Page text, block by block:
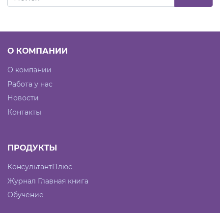
О КОМПАНИИ
О компании
Работа у нас
Новости
Контакты
ПРОДУКТЫ
КонсультантПлюс
Журнал Главная книга
Обучение